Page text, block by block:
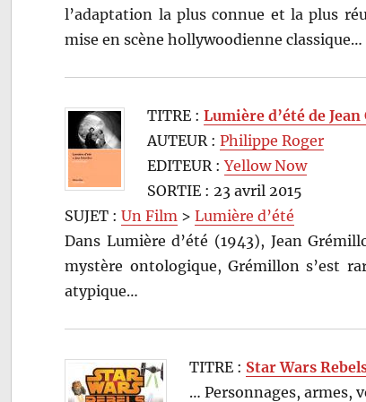
l’adaptation la plus connue et la plus
mise en scène hollywoodienne classique…
TITRE :Lumière d’été de
AUTEUR :Philippe Roger
EDITEUR :Yellow Now
SORTIE : 23 avril 2015
SUJET :Un Film >Lumière d’été
Dans Lumière d’été (1943), Jean
mystère ontologique, Grémillon s’est
atypique…
TITRE : Star Wars
… Personnages, armes,